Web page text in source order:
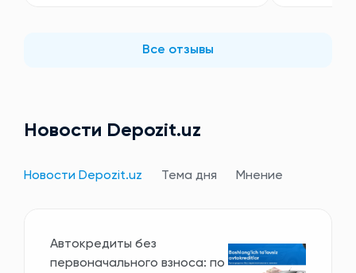
Все отзывы
Новости Depozit.uz
Новости Depozit.uz Тема дня Мнение
Автокредиты без
первоначального взноса: по